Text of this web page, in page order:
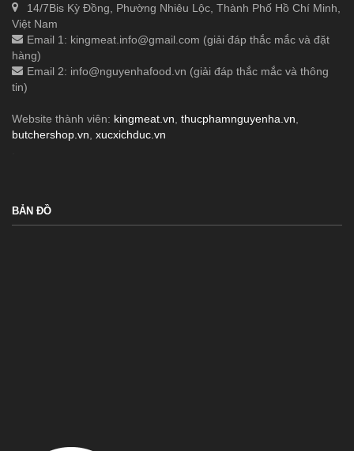
14/7Bis Kỳ Đồng, Phường Nhiêu Lộc, Thành Phố Hồ Chí Minh,
Việt Nam
Email 1: kingmeat.info@gmail.com (giải đáp thắc mắc và đặt
hàng)
Email 2: info@nguyenhafood.vn (giải đáp thắc mắc và thông
tin)
Website thành viên: kingmeat.vn, thucphamnguyenha.vn,
butchershop.vn, xucxichduc.vn
BẢN ĐỒ